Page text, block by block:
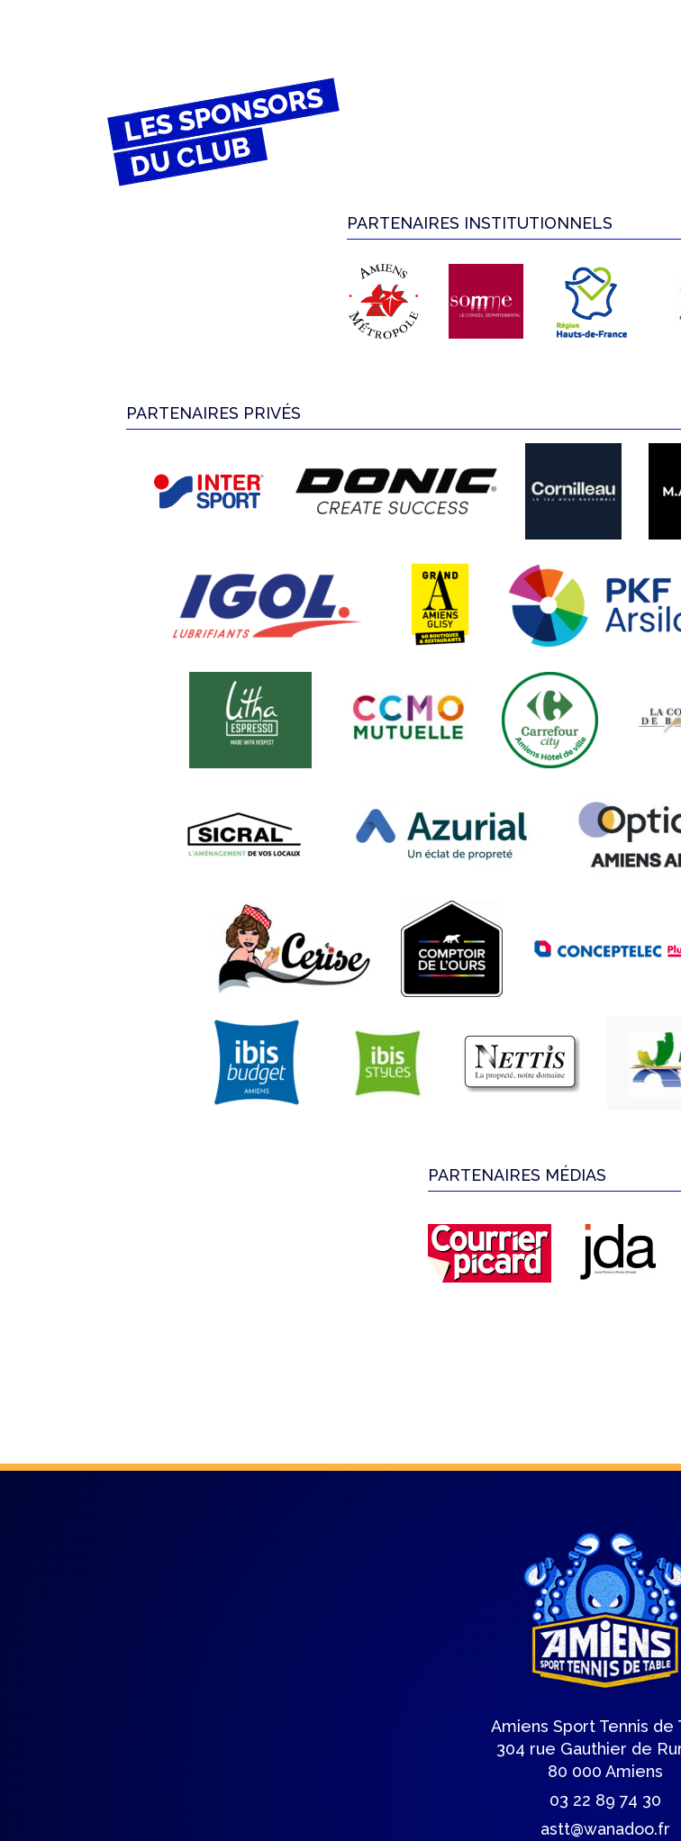
LES SPONSORS
DU CLUB
PARTENAIRES INSTITUTIONNELS
PARTENAIRES PRIVÉS
PARTENAIRES MÉDIAS
Amiens Sport Tennis de
304 rue Gauthier de
80 000 Amiens
03 22 89 74 30
astt@wanadoo.fr